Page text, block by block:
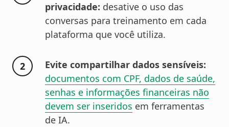
privacidade: desative o uso das
conversas para treinamento em cada
plataforma que você utiliza.
Evite compartilhar dados sensíveis:
documentos com CPF, dados de saúde,
senhas e informações financeiras não
devem ser inseridos em ferramentas
de IA.